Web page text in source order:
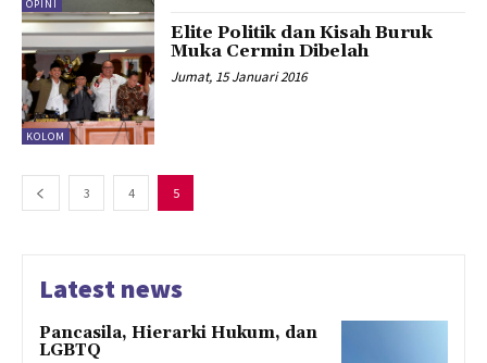
OPINI
KOLOM
Elite Politik dan Kisah Buruk
Muka Cermin Dibelah
Jumat, 15 Januari 2016
3 4 5
Latest news
Pancasila, Hierarki Hukum, dan
LGBTQ